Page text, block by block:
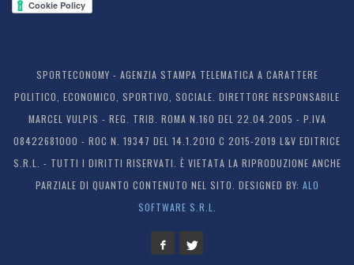
SPORTECONOMY - AGENZIA STAMPA TELEMATICA A CARATTERE
POLITICO, ECONOMICO, SPORTIVO, SOCIALE. DIRETTORE RESPONSABILE
MARCEL VULPIS - REG. TRIB. ROMA N.160 DEL 22.04.2005 - P.IVA
08422681000 - ROC N. 19347 DEL 14.1.2010 C 2015-2019 L&V EDITRICE
S.R.L. - TUTTI I DIRITTI RISERVATI. È VIETATA LA RIPRODUZIONE ANCHE
PARZIALE DI QUANTO CONTENUTO NEL SITO. DESIGNED BY: ALO
SOFTWARE S.R.L.